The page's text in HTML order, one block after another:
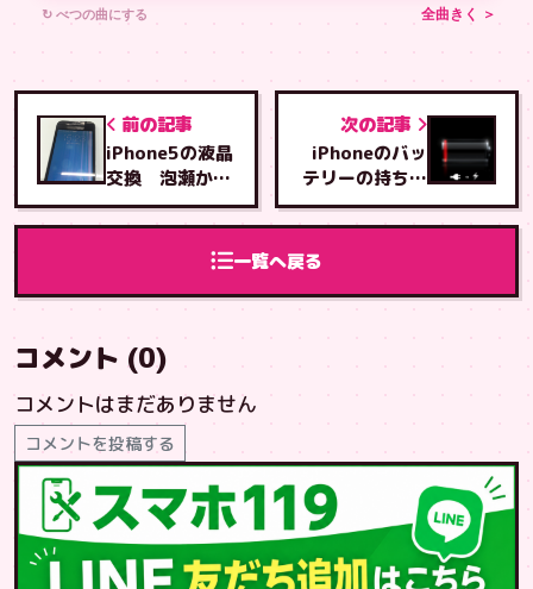
↻ べつの曲にする 全曲きく ＞
前の記事
iPhone5の液晶
交換 泡瀬から
来てくれました
一覧へ戻る
次の記事
iPhoneのバッ
テリーの持ちが
悪くなったら。
コメント (0)
コメントはまだありません
コメントを投稿する